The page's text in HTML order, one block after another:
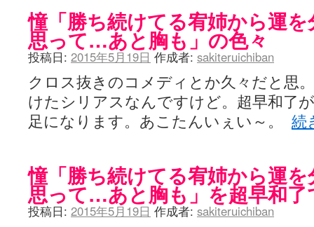
憧「勝ち続けてる宥姉から運
思って…あと胸も」の色々
投稿日: 2015年5月19日 作成者: sakiteruichiban
クロス抜きのコメディとか久々だと思
けたシリアスなんですけど。超早和了
足になります。あこたんいぇい～。 続
憧「勝ち続けてる宥姉から運
思って…あと胸も」を超早和了
投稿日: 2015年5月19日 作成者: sakiteruichiban